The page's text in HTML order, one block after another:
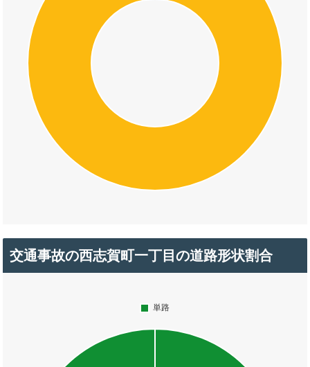
交通事故の西志賀町一丁目の道路形状割合